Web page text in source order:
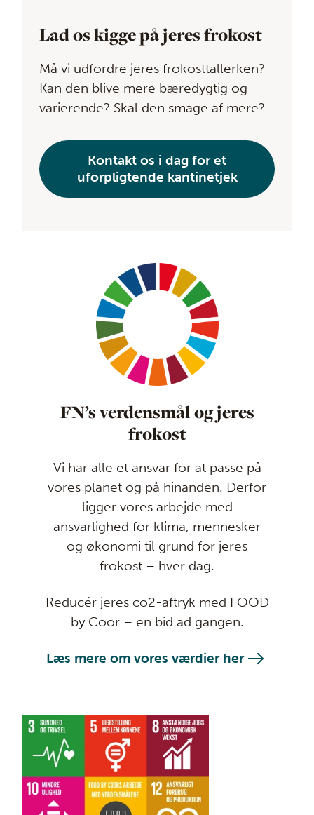
Lad os kigge på jeres frokost
Må vi udfordre jeres frokosttallerken?
Kan den blive mere bæredygtig og
varierende? Skal den smage af mere?
Kontakt os i dag for et
uforpligtende kantinetjek
FN’s verdensmål og jeres
frokost
Vi har alle et ansvar for at passe på
vores planet og på hinanden. Derfor
ligger vores arbejde med
ansvarlighed for klima, mennesker
og økonomi til grund for jeres
frokost – hver dag.
Reducér jeres co2-aftryk med FOOD
by Coor – en bid ad gangen.
Læs mere om vores værdier her